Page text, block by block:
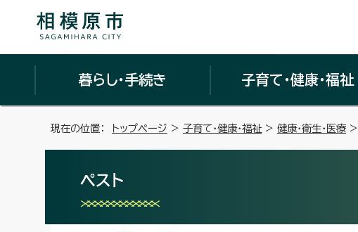
暮らし・手続き 子育て・健康・福祉
現在の位置： トップページ > 子育て・健康・福祉 > 健康・衛生・医療 >
ペスト